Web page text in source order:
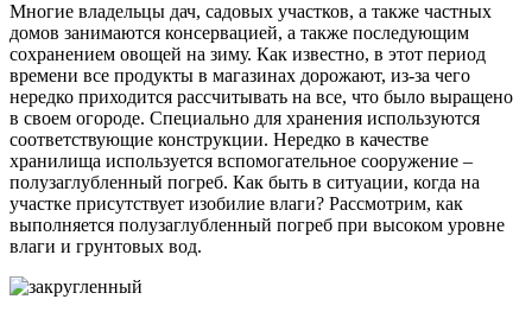
Многие владельцы дач, садовых участков, а также частных
домов занимаются консервацией, а также последующим
сохранением овощей на зиму. Как известно, в этот период
времени все продукты в магазинах дорожают, из-за чего
нередко приходится рассчитывать на все, что было выращено
в своем огороде. Специально для хранения используются
соответствующие конструкции. Нередко в качестве
хранилища используется вспомогательное сооружение –
полузаглубленный погреб. Как быть в ситуации, когда на
участке присутствует изобилие влаги? Рассмотрим, как
выполняется полузаглубленный погреб при высоком уровне
влаги и грунтовых вод.